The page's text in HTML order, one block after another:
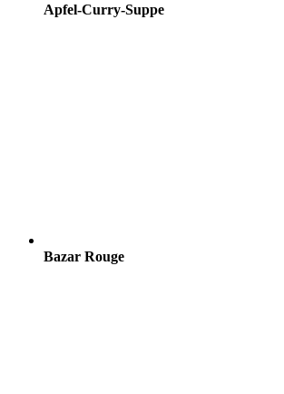
Apfel-Curry-Suppe
Bazar Rouge